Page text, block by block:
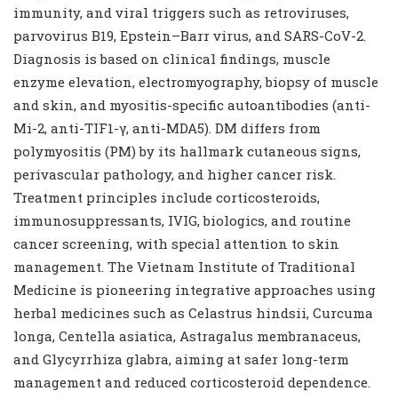
immunity, and viral triggers such as retroviruses,
parvovirus B19, Epstein–Barr virus, and SARS-CoV-2.
Diagnosis is based on clinical findings, muscle
enzyme elevation, electromyography, biopsy of muscle
and skin, and myositis-specific autoantibodies (anti-
Mi-2, anti-TIF1-γ, anti-MDA5). DM differs from
polymyositis (PM) by its hallmark cutaneous signs,
perivascular pathology, and higher cancer risk.
Treatment principles include corticosteroids,
immunosuppressants, IVIG, biologics, and routine
cancer screening, with special attention to skin
management. The Vietnam Institute of Traditional
Medicine is pioneering integrative approaches using
herbal medicines such as Celastrus hindsii, Curcuma
longa, Centella asiatica, Astragalus membranaceus,
and Glycyrrhiza glabra, aiming at safer long-term
management and reduced corticosteroid dependence.